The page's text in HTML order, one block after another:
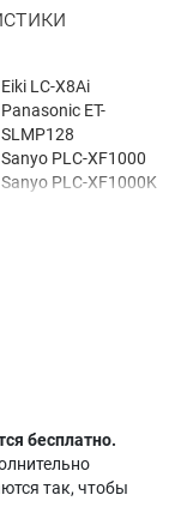
Eiki LC-X8Ai
Panasonic ET-
SLMP128
Sanyo PLC-XF1000
Sanyo PLC-XF1000K
бесплатно.
так, чтобы